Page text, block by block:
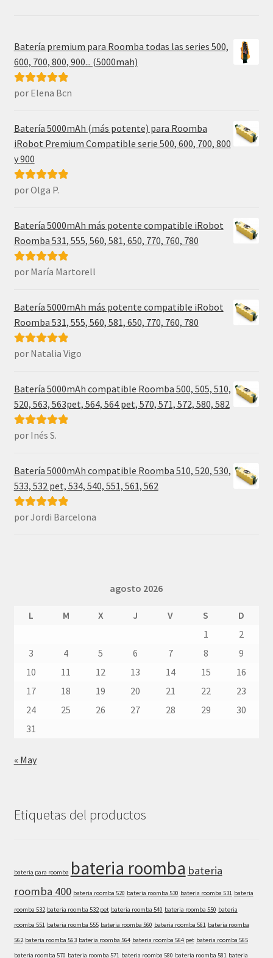
Batería premium para Roomba todas las series 500,
600, 700, 800, 900... (5000mah)
Valorado con
por Elena Bcn
Batería 5000mAh (más potente) para Roomba
iRobot Premium Compatible serie 500, 600, 700, 800
y 900
Valorado con
por Olga P.
Batería 5000mAh más potente compatible iRobot
Roomba 531, 555, 560, 581, 650, 770, 760, 780
Valorado con
por María Martorell
Batería 5000mAh más potente compatible iRobot
Roomba 531, 555, 560, 581, 650, 770, 760, 780
Valorado con
por Natalia Vigo
Batería 5000mAh compatible Roomba 500, 505, 510,
520, 563, 563pet, 564, 564 pet, 570, 571, 572, 580, 582
Valorado con
por Inés S.
Batería 5000mAh compatible Roomba 510, 520, 530,
533, 532 pet, 534, 540, 551, 561, 562
Valorado con
por Jordi Barcelona
agosto 2026
L M X J V S
D
1
2
3
4 5 6 7 8
9
10
11 12 13 14 15
16
17
18 19 20 21 22
23
24
25 26 27 28 29
30
31
« May
Etiquetas del productos
bateria para roomba bateria roomba bateria
roomba 400 bateria roomba 520 bateria roomba 530 bateria roomba 531 bateria
roomba 532 bateria roomba 532 pet bateria roomba 540 bateria roomba 550 bateria
roomba 551 bateria roomba 555 bateria roomba 560 bateria roomba 561 bateria roomba
562 bateria roomba 563 bateria roomba 564 bateria roomba 564 pet bateria roomba 565
bateria roomba 570 bateria roomba 571 bateria roomba 580 bateria roomba 581 bateria